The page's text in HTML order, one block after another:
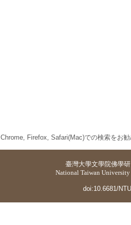
Chrome, Firefox, Safari(Mac)での検索をお
臺灣大學文學院佛學
National Taiwan
doi:10.6681/